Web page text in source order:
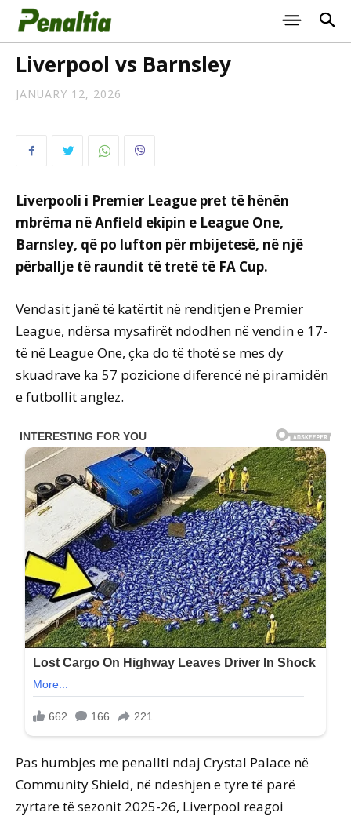
Liverpool vs Barnsley
JANUARY 12, 2026
Liverpooli i Premier League pret të hënën
mbrëma në Anfield ekipin e League One,
Barnsley, që po lufton për mbijetesë, në një
përballje të raundit të tretë të FA Cup.
Vendasit janë të katërtit në renditjen e Premier
League, ndërsa mysafirët ndodhen në vendin e 17-
të në League One, çka do të thotë se mes dy
skuadrave ka 57 pozicione diferencë në piramidën
e futbollit anglez.
Pas humbjes me penallti ndaj Crystal Palace në
Community Shield, në ndeshjen e tyre të parë
zyrtare të sezonit 2025-26, Liverpool reagoi